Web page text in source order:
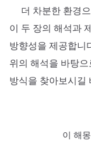
더 차분한 환경
이 두 장의 해석과
방향성을 제공합니
위의 해석을 바탕
방식을 찾아보시길
이 해